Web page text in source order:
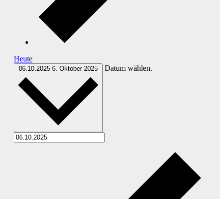
Heute
06.10.2025 6. Oktober 2025 Datum wählen.